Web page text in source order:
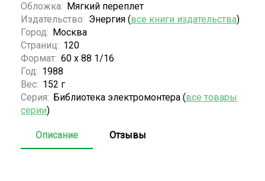
Обложка: Мягкий переплет
Издательство: Энергия (все книги издательства)
Город: Москва
Страниц: 120
Формат: 60 х 88 1/16
Год: 1988
Вес: 152 г
Серия: Библиотека электромонтера (все товары
серии)
Описание Отзывы